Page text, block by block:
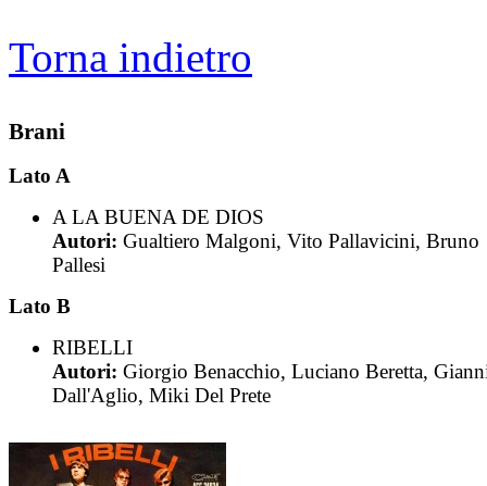
Torna indietro
Brani
Lato A
A LA BUENA DE DIOS
Autori: Gualtiero Malgoni, Vito Pallavicini, Bruno
Pallesi
Lato B
RIBELLI
Autori: Giorgio Benacchio, Luciano Beretta,
Dall'Aglio, Miki Del Prete